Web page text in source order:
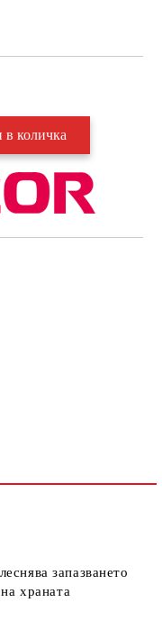
запазването
храната